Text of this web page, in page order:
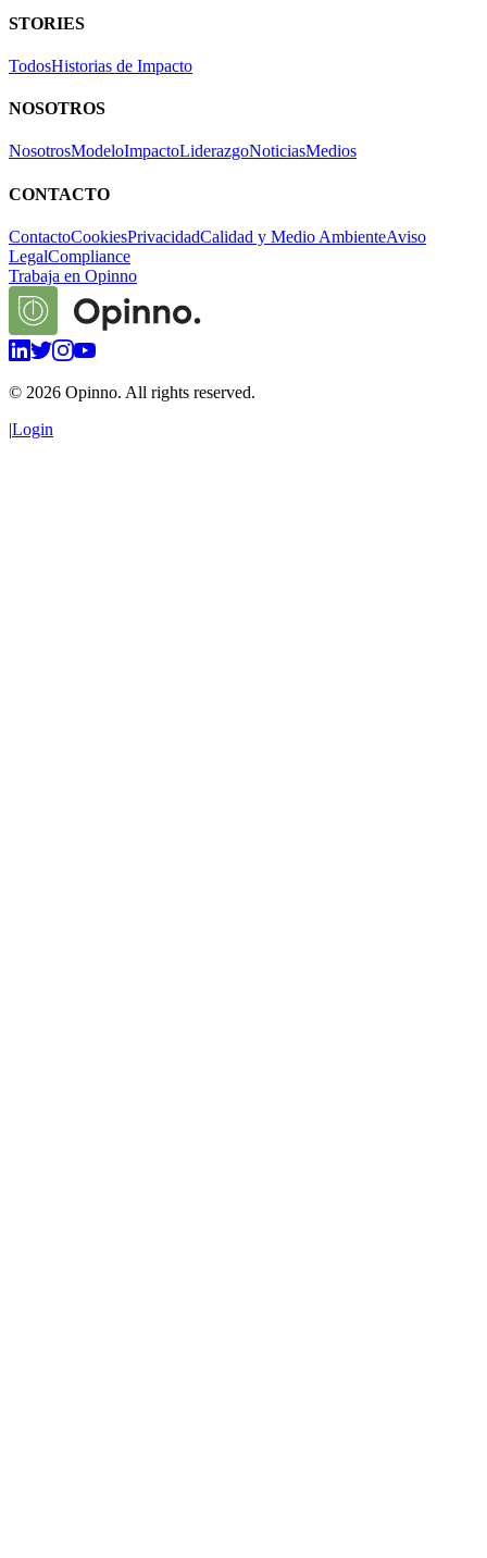
STORIES
TodosHistorias de Impacto
NOSOTROS
NosotrosModeloImpactoLiderazgoNoticiasMedios
CONTACTO
ContactoCookiesPrivacidadCalidad y Medio AmbienteAviso
LegalCompliance
Trabaja en Opinno
© 2026 Opinno. All rights reserved.
|Login